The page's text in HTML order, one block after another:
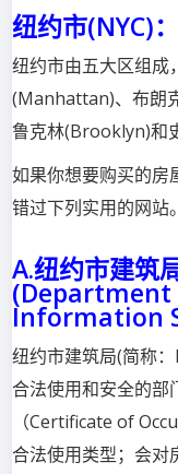
纽约市(NYC)：
纽约市由五大区组成
(Manhattan)、布朗
鲁克林(Brooklyn)和
如果你想要购买的房
错过下列实用的网站。
A.纽约市建筑
Information
纽约市建筑局(简称
合法使用和安全的部
（Certificate of
合法使用类型；会对